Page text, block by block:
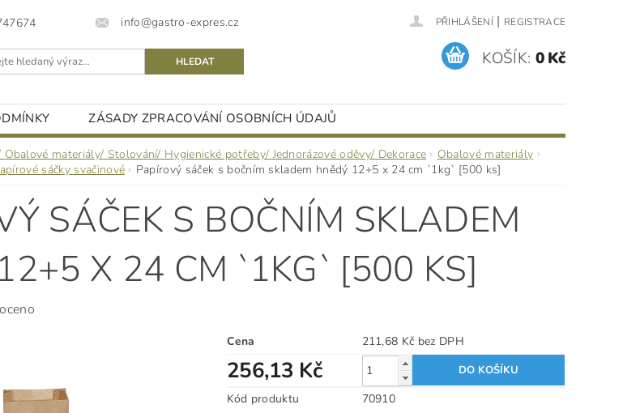
info@gastro-expres.cz PŘIHLÁŠENÍ | REGISTRACE
KOŠÍK: 0 Kč
ZÁSADY ZPRACOVÁNÍ OSOBNÍCH ÚDAJŮ
materiály/ Stolování/ Hygienické potřeby/ Jednorázové oděvy/ Dekorace
Obalové materiály
sáčky svačinové Papírový sáček s bočním skladem hnědý 12+5 x 24 cm `1kg` [500 ks]
SÁČEK S BOČNÍM SKLADEM
X 24 CM `1KG` [500 KS]
Cena 211,68 Kč bez DPH
256,13 Kč
Kód produktu
70910